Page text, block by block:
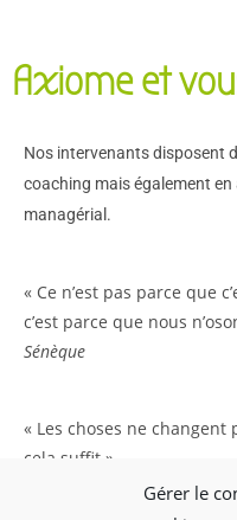
Gérer le
Axiome et
Nos intervenants disposent
coaching mais également
managérial.
« Ce n’est pas parce que
c’est parce que nous
Sénèque
« Les choses ne changent
cela suffit ».